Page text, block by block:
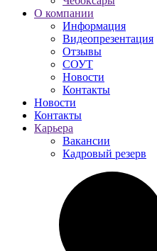
О компании
Информация
Видеопрезентация
Отзывы
СОУТ
Новости
Контакты
Новости
Контакты
Карьера
Вакансии
Кадровый резерв